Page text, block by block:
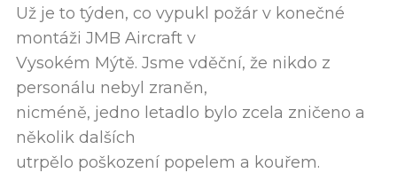
Už je to týden, co vypukl požár v konečné
montáži JMB Aircraft v
Vysokém Mýtě. Jsme vděční, že nikdo z
personálu nebyl zraněn,
nicméně, jedno letadlo bylo zcela zničeno a
několik dalších
utrpělo poškození popelem a kouřem.